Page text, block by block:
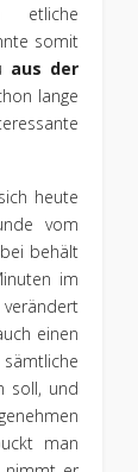
etliche
somit
aus der
lange
heute
vom
behält
im
einen
soll, und
man